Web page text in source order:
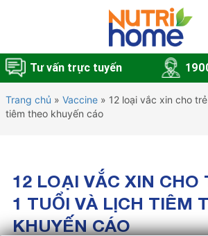
Tư vấn trực tuyến
Trang chủ » Vaccine » 12 loại vắc xin cho
tiêm theo khuyến cáo
12 LOẠI VẮC XIN
1 TUỔI VÀ LỊCH TIÊM
KHUYẾN CÁO